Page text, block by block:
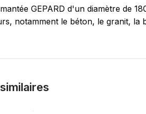
GEPARD d'un diamètre de
notamment le béton, le granit, la